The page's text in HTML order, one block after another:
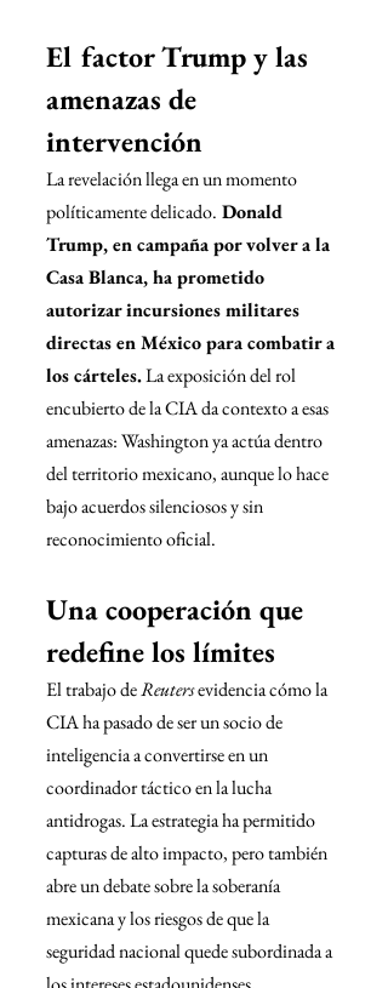
El factor Trump y las
amenazas de
intervención
La revelación llega en un momento
políticamente delicado. Donald
Trump, en campaña por volver a la
Casa Blanca, ha prometido
autorizar incursiones militares
directas en México para combatir a
los cárteles. La exposición del rol
encubierto de la CIA da contexto a esas
amenazas: Washington ya actúa dentro
del territorio mexicano, aunque lo hace
bajo acuerdos silenciosos y sin
reconocimiento oficial.
Una cooperación que
redefine los límites
El trabajo de Reuters evidencia cómo la
CIA ha pasado de ser un socio de
inteligencia a convertirse en un
coordinador táctico en la lucha
antidrogas. La estrategia ha permitido
capturas de alto impacto, pero también
abre un debate sobre la soberanía
mexicana y los riesgos de que la
seguridad nacional quede subordinada a